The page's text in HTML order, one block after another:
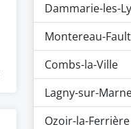
Dammarie-les-
Montereau-
Combs-la-Ville
Lagny-sur-
Ozoir-la-Ferrière